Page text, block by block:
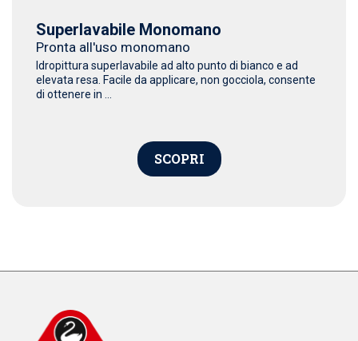
Superlavabile Monomano
Pronta all'uso monomano
Idropittura superlavabile ad alto punto di bianco e ad
elevata resa. Facile da applicare, non gocciola, consente
di ottenere in ...
SCOPRI